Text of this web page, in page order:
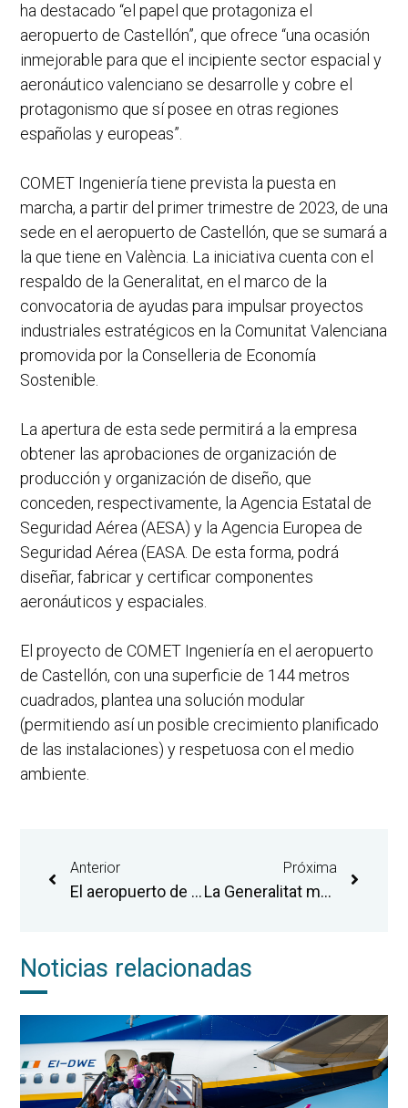
ha destacado “el papel que protagoniza el
aeropuerto de Castellón”, que ofrece “una ocasión
inmejorable para que el incipiente sector espacial y
aeronáutico valenciano se desarrolle y cobre el
protagonismo que sí posee en otras regiones
españolas y europeas”.
COMET Ingeniería tiene prevista la puesta en
marcha, a partir del primer trimestre de 2023, de una
sede en el aeropuerto de Castellón, que se sumará a
la que tiene en València. La iniciativa cuenta con el
respaldo de la Generalitat, en el marco de la
convocatoria de ayudas para impulsar proyectos
industriales estratégicos en la Comunitat Valenciana
promovida por la Conselleria de Economía
Sostenible.
La apertura de esta sede permitirá a la empresa
obtener las aprobaciones de organización de
producción y organización de diseño, que
conceden, respectivamente, la Agencia Estatal de
Seguridad Aérea (AESA) y la Agencia Europea de
Seguridad Aérea (EASA. De esta forma, podrá
diseñar, fabricar y certificar componentes
aeronáuticos y espaciales.
El proyecto de COMET Ingeniería en el aeropuerto
de Castellón, con una superficie de 144 metros
cuadrados, plantea una solución modular
(permitiendo así un posible crecimiento planificado
de las instalaciones) y respetuosa con el medio
ambiente.
Anterior
El aeropuerto de Castellón cierra su mejor mes de septiembre y suma más de 112.000 personas pasajeras en el acumulado anual
Próxima
La Generalitat mejora el acceso al Aeropuerto de Castellón con la puesta en servicio a partir de noviembre de una lanzadera desde la estación de Torreblanca
Noticias relacionadas